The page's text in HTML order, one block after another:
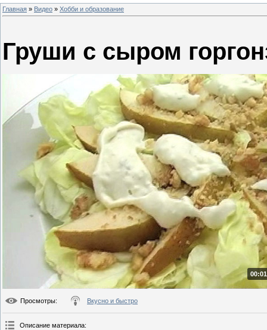
Главная » Видео » Хобби и образование
Груши с сыром
Просмотры: Вкусно и быстро
Описание материала: